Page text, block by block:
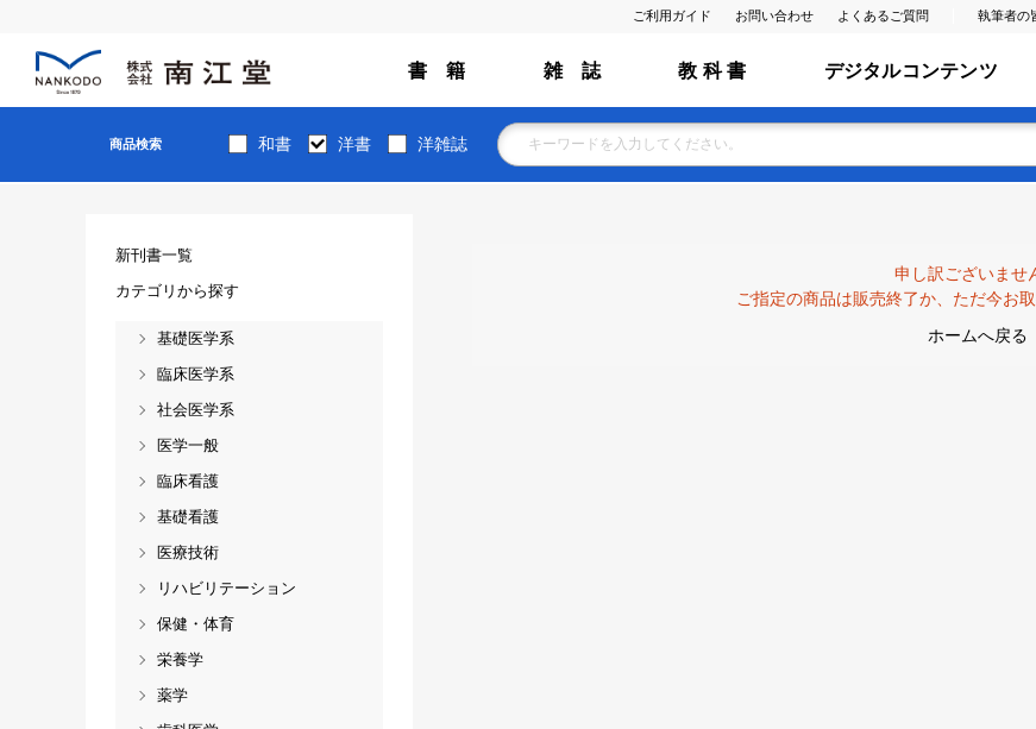
ご利用ガイド お問い合わせ よくあるご質問 執筆者の
書 籍 雑 誌 教 科 書 デジタルコンテンツ
商品検索 和書 洋書 洋雑誌
申し訳ございませ
ご指定の商品は販売終了か、ただ今お
ホームへ戻る
新刊書一覧
カテゴリから探す
基礎医学系
臨床医学系
社会医学系
医学一般
臨床看護
基礎看護
医療技術
リハビリテーション
保健・体育
栄養学
薬学